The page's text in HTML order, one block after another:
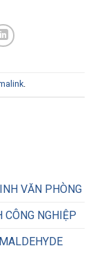
.
VĂN PHÒNG
CÔNG NGHIỆP